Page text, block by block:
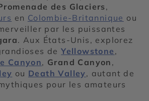
des Glaciers,
en Colombie-Britannique ou
par les puissantes
. Aux États-Unis, explorez
deYellowstone ,
Canyon, Grand Canyon ,
ou Death Valley, autant de
pour les amateurs